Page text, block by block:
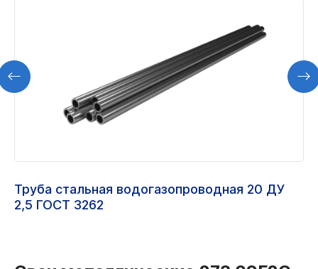
Труба стальная водогазопроводная 20 ДУ
2,5 ГОСТ 3262